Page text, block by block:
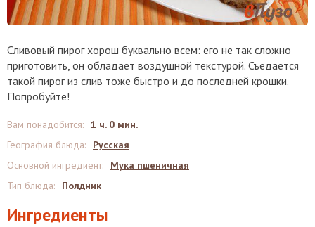
Сливовый пирог хорош буквально всем: его не так сложно
приготовить, он обладает воздушной текстурой. Съедается
такой пирог из слив тоже быстро и до последней крошки.
Попробуйте!
Ингредиенты
Вам понадобится: 1 ч. 0 мин.
География блюда:
Русская
Основной ингредиент:
Мука пшеничная
Тип блюда: Полдник